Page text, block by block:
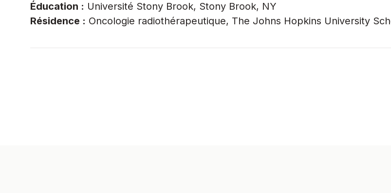
Éducation : Université Stony Brook, Stony Brook, NY
Résidence : Oncologie radiothérapeutique, The Johns Hopkins University